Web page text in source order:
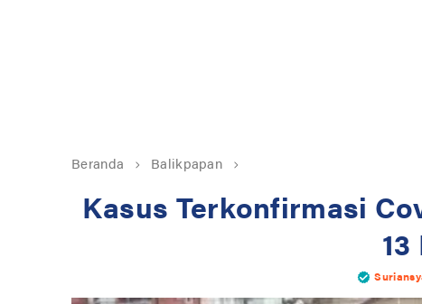
Beranda Balikpapan
Kasus Terkonfirmasi